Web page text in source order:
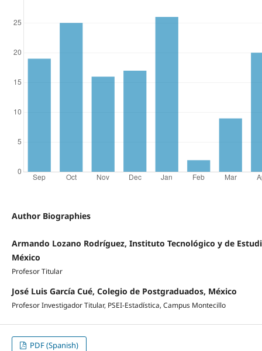
Author Biographies
Armando Lozano Rodríguez, Instituto Tecnológico y de
México
Profesor Titular
José Luis García Cué, Colegio de Postgraduados, México
Profesor Investigador Titular, PSEI-Estadística, Campus Montecillo
PDF (Spanish)